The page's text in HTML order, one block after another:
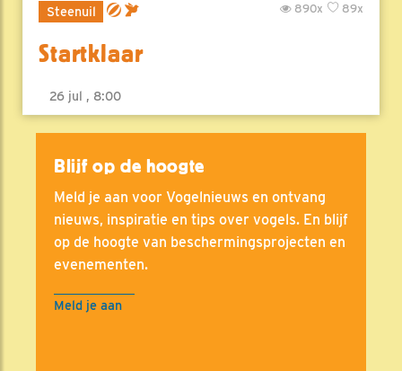
Steenuil 89x
890x
Startklaar
26 jul , 8:00
Blijf op de hoogte
Meld je aan voor Vogelnieuws en ontvang
nieuws, inspiratie en tips over vogels. En blijf
op de hoogte van beschermingsprojecten en
evenementen.
Meld je aan